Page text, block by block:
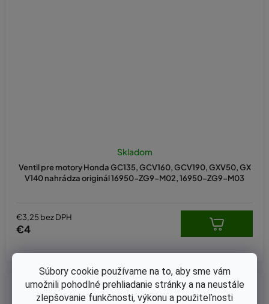
Súbory cookie používame na to, aby sme vám
umožnili pohodlné prehliadanie stránky a na neustále
zlepšovanie funkčnosti, výkonu a použiteľnosti
Ventil pre motory Honda GC135, GCV160, GCV190, GXV50, GX
V140 nahrádza originál 16950-ZG9-M02, 16950-ZG9-M03
Skladom
€3,25 bez DPH
€4
Kód:07-4060